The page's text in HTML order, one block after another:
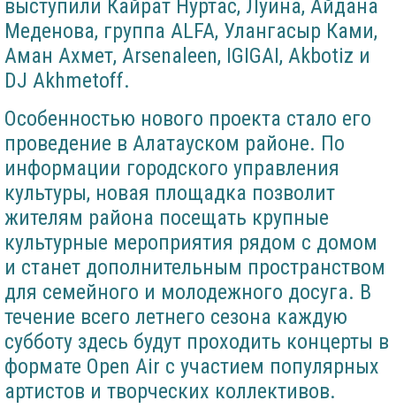
выступили Кайрат Нуртас, Луина, Айдана
Меденова, группа ALFA, Улангасыр Ками,
Аман Ахмет, Arsenaleen, IGIGAI, Akbotiz и
DJ Akhmetoff.
Особенностью нового проекта стало его
проведение в Алатауском районе. По
информации городского управления
культуры, новая площадка позволит
жителям района посещать крупные
культурные мероприятия рядом с домом
и станет дополнительным пространством
для семейного и молодежного досуга. В
течение всего летнего сезона каждую
субботу здесь будут проходить концерты в
формате Open Air с участием популярных
артистов и творческих коллективов.